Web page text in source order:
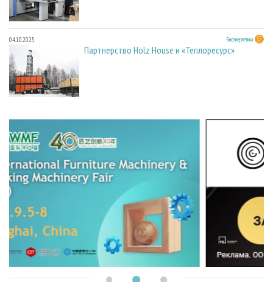
04.10.2025 Биоэнергетика
Партнерство Holz House и «Теплоресурс»